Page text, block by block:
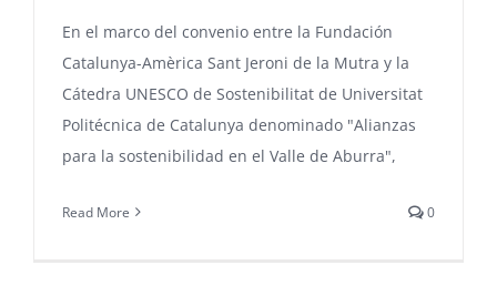
En el marco del convenio entre la Fundación
Catalunya-Amèrica Sant Jeroni de la Mutra y la
Cátedra UNESCO de Sostenibilitat de Universitat
Politécnica de Catalunya denominado "Alianzas
para la sostenibilidad en el Valle de Aburra",
Read More 0